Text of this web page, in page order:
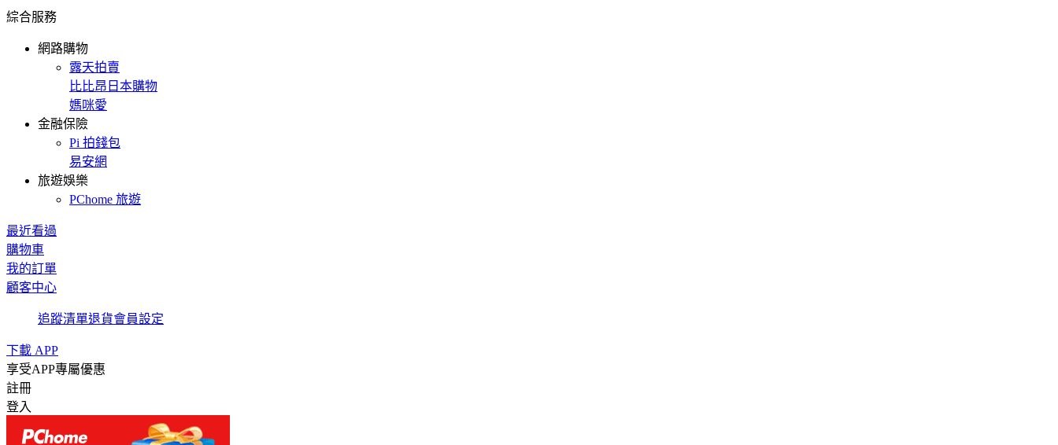
綜合服務
網路購物
露天拍賣
比比昂日本購物
媽咪愛
金融保險
Pi 拍錢包
易安網
旅遊娛樂
PChome 旅遊
最近看過
購物車
我的訂單
顧客中心
追蹤清單退貨會員設定
下載 APP
享受APP專屬優惠
註冊
登入